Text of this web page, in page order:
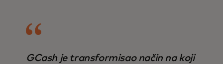
GCash je transformisao način na koji